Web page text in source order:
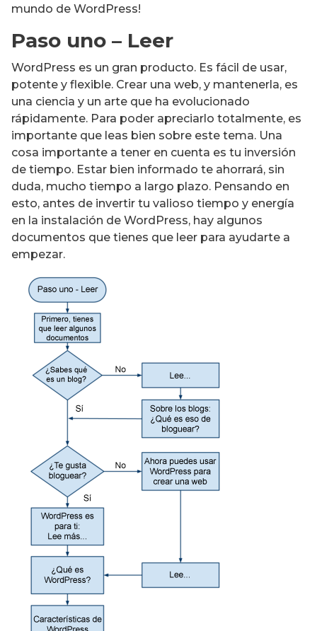
mundo de WordPress!
Paso uno – Leer
WordPress es un gran producto. Es fácil de usar,
potente y flexible. Crear una web, y mantenerla, es
una ciencia y un arte que ha evolucionado
rápidamente. Para poder apreciarlo totalmente, es
importante que leas bien sobre este tema. Una
cosa importante a tener en cuenta es tu inversión
de tiempo. Estar bien informado te ahorrará, sin
duda, mucho tiempo a largo plazo. Pensando en
esto, antes de invertir tu valioso tiempo y energía
en la instalación de WordPress, hay algunos
documentos que tienes que leer para ayudarte a
empezar.